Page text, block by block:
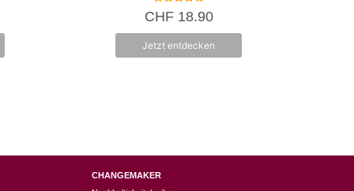
5.00
von 5
CHF18.90
Jetzt entdecken
CHANGEMAKER